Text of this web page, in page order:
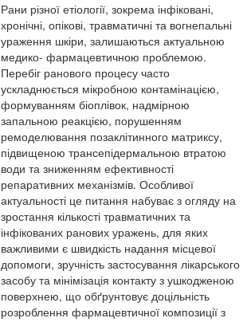
Рани різної етіології, зокрема інфіковані,
хронічні, опікові, травматичні та вогнепальні
ураження шкіри, залишаються актуальною
медико- фармацевтичною проблемою.
Перебіг ранового процесу часто
ускладнюється мікробною контамінацією,
формуванням біоплівок, надмірною
запальною реакцією, порушенням
ремоделювання позаклітинного матриксу,
підвищеною трансепідермальною втратою
води та зниженням ефективності
репаративних механізмів. Особливої
актуальності це питання набуває з огляду на
зростання кількості травматичних та
інфікованих ранових уражень, для яких
важливими є швидкість надання місцевої
допомоги, зручність застосування лікарського
засобу та мінімізація контакту з ушкодженою
поверхнею, що обґрунтовує доцільність
розроблення фармацевтичної композиції з